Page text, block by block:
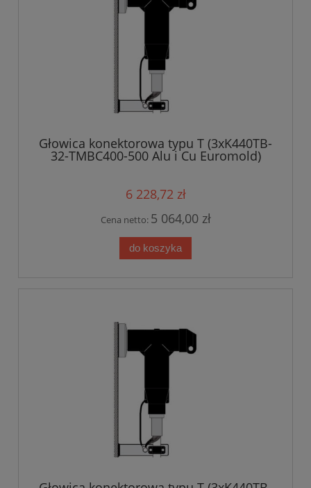
Głowica konektorowa typu T (3xK440TB-
32-TMBC400-500 Alu i Cu Euromold)
6 228,72 zł
Cena netto: 5 064,00 zł
do koszyka